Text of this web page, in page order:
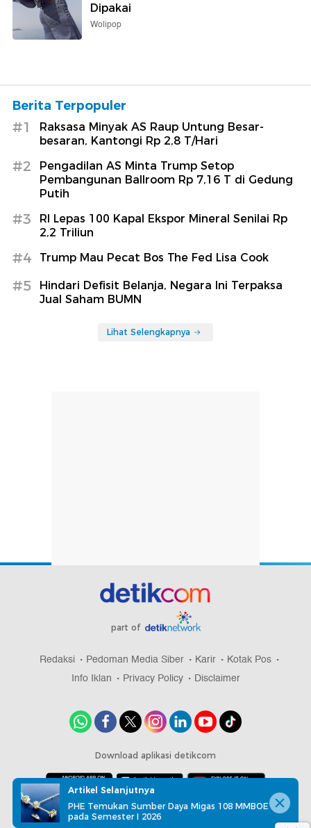
Dipakai
Wolipop
Berita Terpopuler
#1
Raksasa Minyak AS Raup Untung Besar-
besaran, Kantongi Rp 2,8 T/Hari
#2
Pengadilan AS Minta Trump Setop
Pembangunan Ballroom Rp 7,16 T di Gedung
Putih
#3
RI Lepas 100 Kapal Ekspor Mineral Senilai Rp
2,2 Triliun
#4 Trump Mau Pecat Bos The Fed Lisa Cook
#5
Hindari Defisit Belanja, Negara Ini Terpaksa
Jual Saham BUMN
Lihat Selengkapnya
part of
Redaksi Pedoman Media Siber Karir
Kotak Pos
Info Iklan
Privacy Policy Disclaimer
Download aplikasi detikcom
Copyright @ 2026 detikcom, All right reserved
Artikel Selanjutnya
PHE Temukan Sumber Daya Migas 108 MMBOE
pada Semester I 2026